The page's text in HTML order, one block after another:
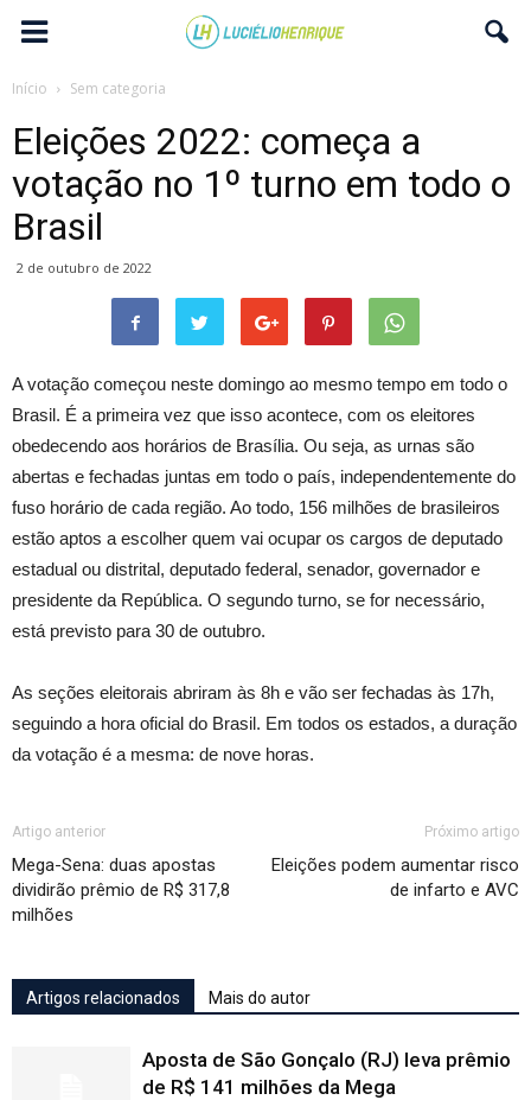
Início Sem categoria
Eleições 2022: começa a
votação no 1º turno em todo o
Brasil
2 de outubro de 2022
A votação começou neste domingo ao mesmo tempo em todo o
Brasil. É a primeira vez que isso acontece, com os eleitores
obedecendo aos horários de Brasília. Ou seja, as urnas são
abertas e fechadas juntas em todo o país, independentemente do
fuso horário de cada região. Ao todo, 156 milhões de brasileiros
estão aptos a escolher quem vai ocupar os cargos de deputado
estadual ou distrital, deputado federal, senador, governador e
presidente da República. O segundo turno, se for necessário,
está previsto para 30 de outubro.
As seções eleitorais abriram às 8h e vão ser fechadas às 17h,
seguindo a hora oficial do Brasil. Em todos os estados, a duração
da votação é a mesma: de nove horas.
Artigo anterior
Mega-Sena: duas apostas
dividirão prêmio de R$ 317,8
milhões
Próximo artigo
Eleições podem aumentar risco
de infarto e AVC
Artigos relacionados Mais do autor
Aposta de São Gonçalo (RJ) leva prêmio
de R$ 141 milhões da Mega